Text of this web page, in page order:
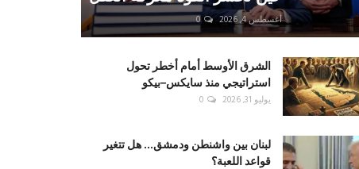
أغسطس 4, 2026 0
الشرق الأوسط أمام أخطر تحول
استراتيجي منذ سايكس–بيكو
يوليو 31, 2026 0
لبنان بين واشنطن ودمشق... هل تتغير
قواعد اللعبة؟